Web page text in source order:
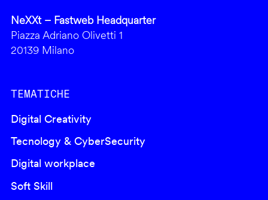
NeXXt – Fastweb Headquarter
Piazza Adriano Olivetti 1
20139 Milano
TEMATICHE
Digital Creativity
Tecnology & CyberSecurity
Digital workplace
Soft Skill